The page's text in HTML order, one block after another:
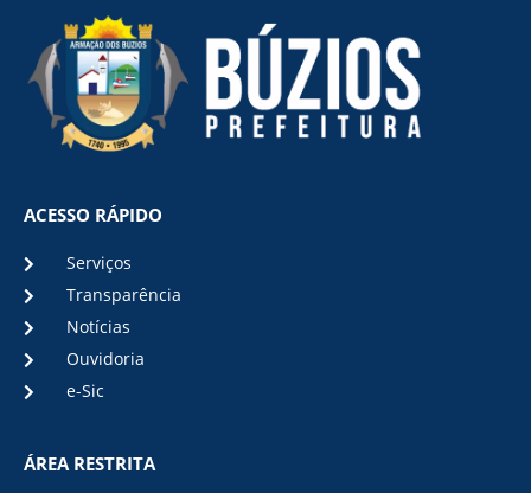
ACESSO RÁPIDO
Serviços
Transparência
Notícias
Ouvidoria
e-Sic
ÁREA RESTRITA